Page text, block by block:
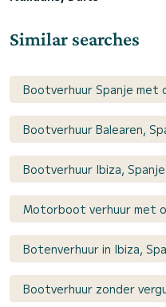
Similar searches
Bootverhuur Spanje met
Bootverhuur Balearen,
Bootverhuur Ibiza,
Motorboot verhuur met
Botenverhuur in Ibiza,
Bootverhuur zonder